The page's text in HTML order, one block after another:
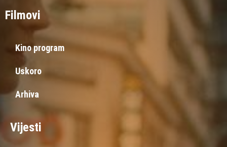
Filmovi
Kino program
Uskoro
Arhiva
Vijesti